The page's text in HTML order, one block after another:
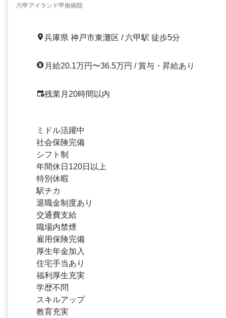
ています
六甲アイランド甲南病院
兵庫県 神戸市東灘区 / 六甲駅 徒歩5分
月給20.1万円〜36.5万円 / 賞与・昇給あり
残業月20時間以内
ミドル活躍中
社会保険完備
シフト制
年間休日120日以上
特別休暇
駅チカ
退職金制度あり
交通費支給
職場内禁煙
雇用保険完備
厚生年金加入
住宅手当あり
福利厚生充実
学歴不問
スキルアップ
教育充実